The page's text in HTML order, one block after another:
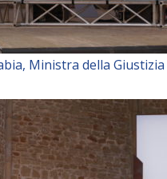
Ministra della Giustizia